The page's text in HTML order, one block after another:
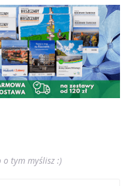
o tym myślisz :)